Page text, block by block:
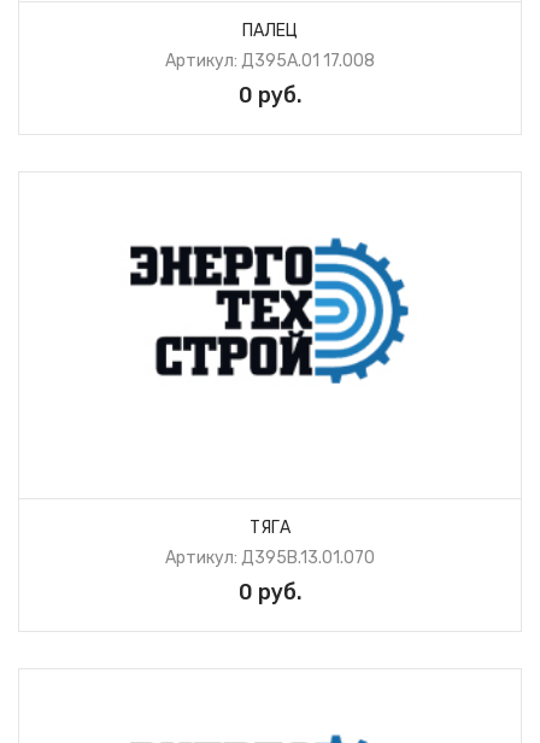
ПАЛЕЦ
Артикул: Д395А.01 17.008
0 руб.
ТЯГА
Артикул: Д395В.13.01.070
0 руб.